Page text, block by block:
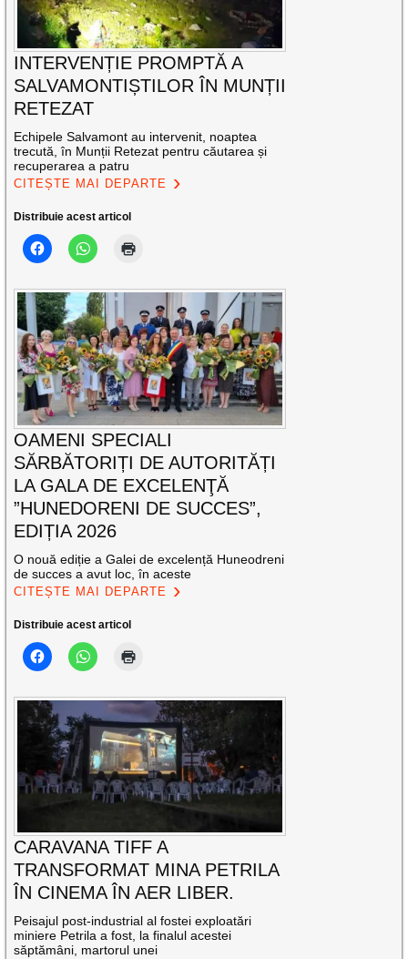
INTERVENȚIE PROMPTĂ A
SALVAMONTIȘTILOR ÎN MUNȚII
RETEZAT
Echipele Salvamont au intervenit, noaptea
trecută, în Munții Retezat pentru căutarea și
recuperarea a patru
CITEȘTE MAI DEPARTE
Distribuie acest articol
OAMENI SPECIALI
SĂRBĂTORIȚI DE AUTORITĂȚI
LA GALA DE EXCELENŢĂ
”HUNEDORENI DE SUCCES”,
EDIȚIA 2026
O nouă ediție a Galei de excelență Huneodreni
de succes a avut loc, în aceste
CITEȘTE MAI DEPARTE
Distribuie acest articol
CARAVANA TIFF A
TRANSFORMAT MINA PETRILA
ÎN CINEMA ÎN AER LIBER.
Peisajul post-industrial al fostei exploatări
miniere Petrila a fost, la finalul acestei
săptămâni, martorul unei